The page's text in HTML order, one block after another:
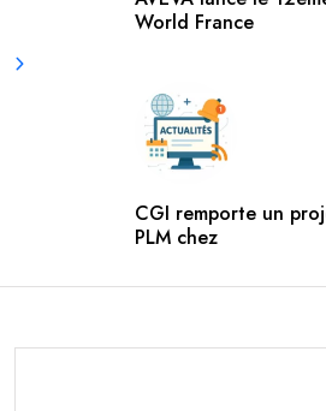
World France
CGI remporte un
PLM chez